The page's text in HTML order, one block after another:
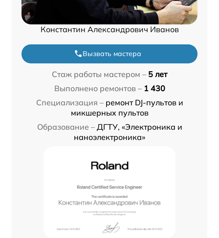
Константин Александрович Иванов
Вызвать мастера
Стаж работы мастером – 5 лет
Выполнено ремонтов – 1 430
Специализация – ремонт DJ-пультов и
микшерных пультов
Образование – ДГТУ, «Электроника и
наноэлектроника»